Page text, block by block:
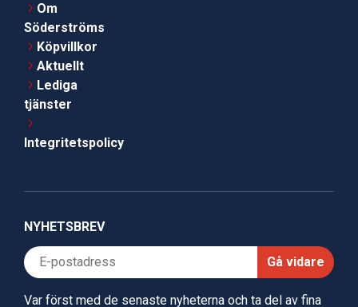
Om
Söderströms
Köpvillkor
Aktuellt
Lediga
tjänster
Integritetspolicy
NYHETSBREV
Gå vidare
Var först med de senaste nyheterna och ta del av fina